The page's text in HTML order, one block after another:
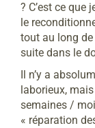
? C’est ce que
le
tout au long de
suite dans le
Il n’y a
laborieux,
semaines /
« réparation